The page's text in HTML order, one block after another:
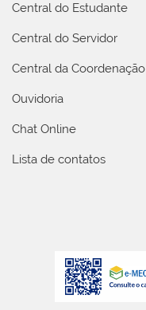
Central do Estudante
Central do Servidor
Central da Coordenação
Ouvidoria
Chat Online
Lista de contatos